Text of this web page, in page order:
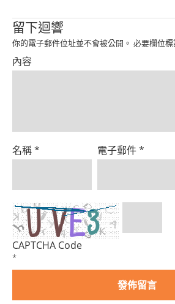
留下迴響
你的電子郵件位址並不會被公開。 必要欄位標
內容
名稱* 電子郵件*
CAPTCHA Code
*